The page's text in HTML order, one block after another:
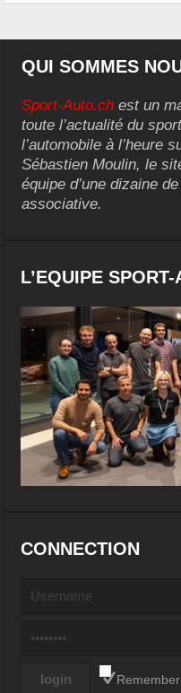
QUI SOMMES
Sport-Auto.ch est un
toute l’actualité du
l’automobile à l’heure
Sébastien Moulin, le
équipe d’une dizaine
associative.
L’EQUIPE
CONNECTION